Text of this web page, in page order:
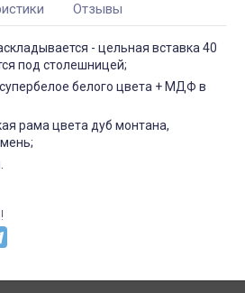
Отзывы
- цельная вставка 40
под столешницей;
белого цвета + МДФ в
рама цвета дуб монтана,